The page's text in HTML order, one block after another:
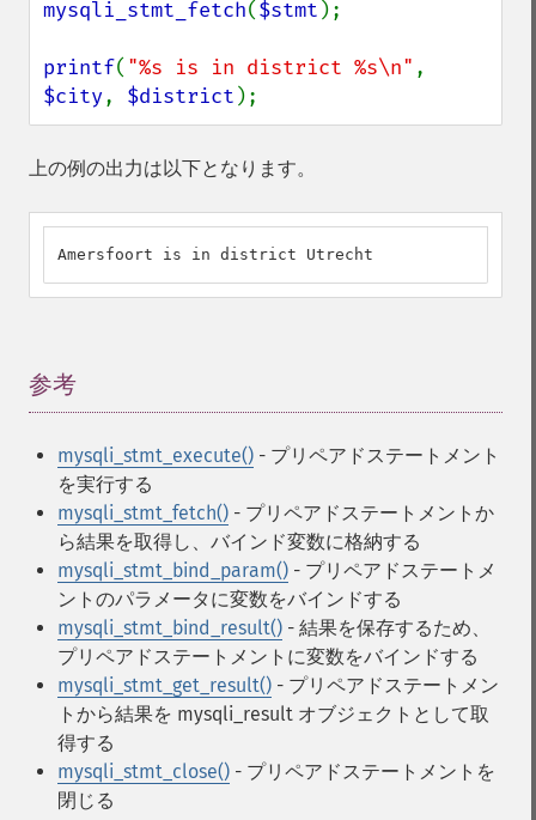
mysqli_stmt_fetch($stmt );
printf( "%s is in district %s\n"
$city, $district );
上の例の出力は以下となります。
Amersfoort is in district Utrecht
参考
mysqli_stmt_execute() - プリペアドステートメント
を実行する
mysqli_stmt_fetch() - プリペアドステートメントか
ら結果を取得し、バインド変数に格納する
mysqli_stmt_bind_param() - プリペアドステートメ
ントのパラメータに変数をバインドする
mysqli_stmt_bind_result() - 結果を保存するため、
プリペアドステートメントに変数をバインドする
mysqli_stmt_get_result() - プリペアドステートメン
トから結果を mysqli_result オブジェクトとして取
得する
mysqli_stmt_close() - プリペアドステートメントを
閉じる